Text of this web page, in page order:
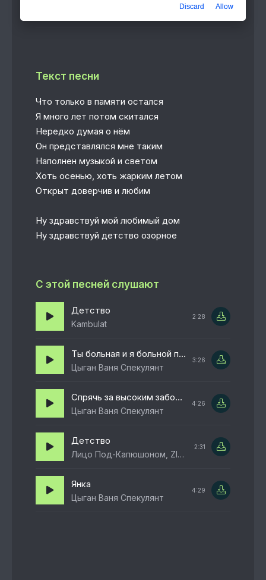
4:30
Текст песни
Что только в памяти остался
Я много лет потом скитался
Нередко думая о нём
Он представлялся мне таким
Наполнен музыкой и светом
Хоть осенью, хоть жарким летом
Открыт доверчив и любим
Ну здравствуй мой любимый дом
Ну здравствуй детство озорное
С этой песней слушают
Детство
Kambulat
2:28
Ты больная и я больной приходи ко мне домой
Цыган Ваня Спекулянт
3:26
Спрячь за высоким забором девчёнку
Цыган Ваня Спекулянт
4:26
Детство
Лицо Под-Капюшоном, ZIYDDIN
2:31
Янка
Цыган Ваня Спекулянт
4:29
Discard Allow